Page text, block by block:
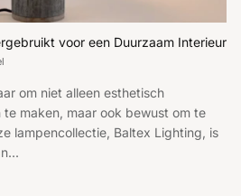
voor een Duurzaam Interieur
om niet alleen esthetisch
maken, maar ook bewust om te
lampencollectie, Baltex Lighting, is